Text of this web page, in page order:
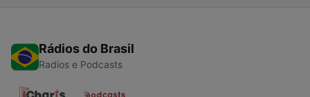
Rádios do Brasil
Radios e Podcasts